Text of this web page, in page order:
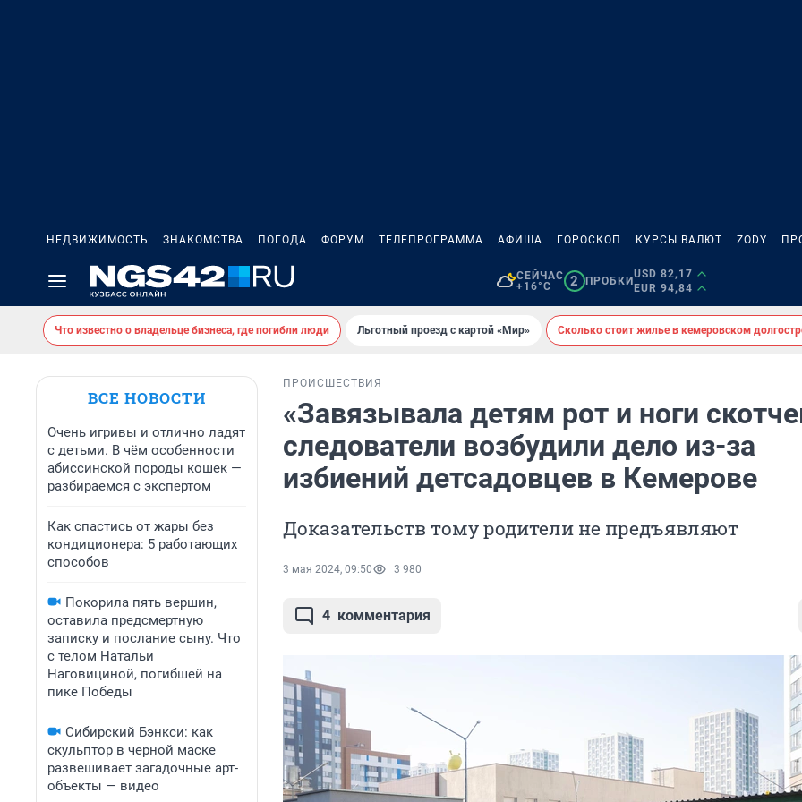
НЕДВИЖИМОСТЬ ЗНАКОМСТВА ПОГОДА ФОРУМ ТЕЛЕПРОГРАММА АФИША ГОРОСКОП КУРСЫ ВАЛЮТ ZODY
СЕЙЧАС
+16°C
2 ПРОБКИ
USD 82,17
EUR 94,84
Что известно о владельце бизнеса, где погибли люди Льготный проезд с картой «Мир» Сколько стоит жилье в кемеровском
ВСЕ НОВОСТИ
Очень игривы и отлично ладят
с детьми. В чём особенности
абиссинской породы кошек —
разбираемся с экспертом
Как спастись от жары без
кондиционера: 5 работающих
способов
Покорила пять вершин,
оставила предсмертную
записку и послание сыну. Что
с телом Натальи
Наговициной, погибшей на
пике Победы
Сибирский Бэнкси: как
скульптор в черной маске
развешивает загадочные арт-
объекты — видео
ПРОИСШЕСТВИЯ
«Завязывала детям рот и ноги
следователи возбудили дело из-за
избиений детсадовцев в Кемерове
Доказательств тому родители не предъявляют
3 мая 2024, 09:50 3 980
4 комментария